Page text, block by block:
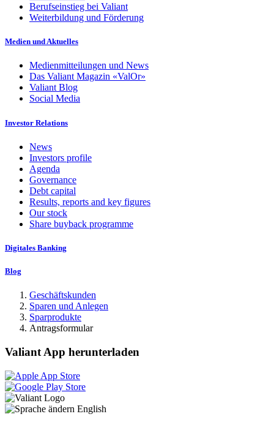
Berufseinstieg bei Valiant
Weiterbildung und Förderung
Medien und Aktuelles
Medienmitteilungen und News
Das Valiant Magazin «ValOr»
Valiant Blog
Social Media
Investor Relations
News
Investors profile
Agenda
Governance
Debt capital
Results, reports and key figures
Our stock
Share buyback programme
Digitales Banking
Blog
Geschäftskunden
Sparen und Anlegen
Sparprodukte
Antragsformular
Valiant App herunterladen
English